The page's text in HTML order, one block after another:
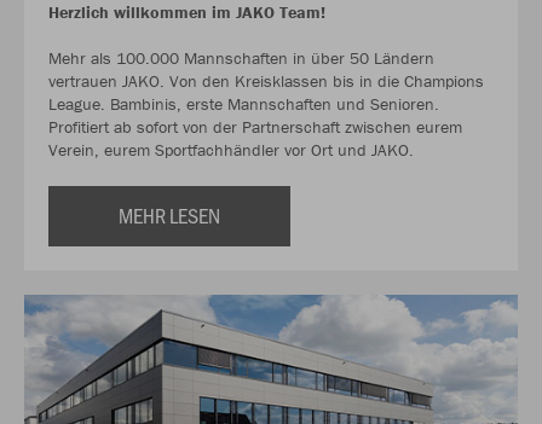
Herzlich willkommen im JAKO Team!
Mehr als 100.000 Mannschaften in über 50 Ländern
vertrauen JAKO. Von den Kreisklassen bis in die Champions
League. Bambinis, erste Mannschaften und Senioren.
Profitiert ab sofort von der Partnerschaft zwischen eurem
Verein, eurem Sportfachhändler vor Ort und JAKO.
MEHR LESEN